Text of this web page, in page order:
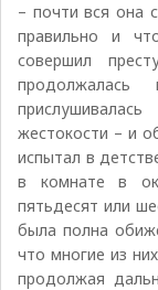
– почти вся она
правильно и
совершил
продолжалась
жестокости – и
испытал в
в комнате в
пятьдесят или
была полна
что многие из
продолжая